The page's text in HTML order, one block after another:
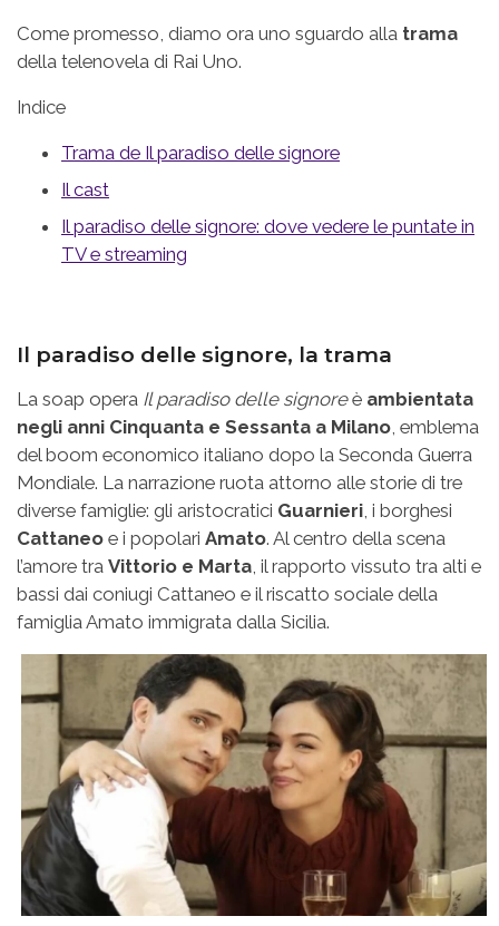
Come promesso, diamo ora uno sguardo alla trama
della telenovela di Rai Uno.
Indice
Trama de Il paradiso delle signore
Il cast
Il paradiso delle signore: dove vedere le puntate in
TV e streaming
Il paradiso delle signore, la trama
La soap opera Il paradiso delle signoreè ambientata
negli anni Cinquanta e Sessanta a Milano , emblema
del boom economico italiano dopo la Seconda Guerra
Mondiale. La narrazione ruota attorno alle storie di tre
diverse famiglie: gli aristocratici Guarnieri , i borghesi
Cattaneo e i popolari Amato. Al centro della scena
l’amore tra Vittorio e Marta , il rapporto vissuto tra alti e
bassi dai coniugi Cattaneo e il riscatto sociale della
famiglia Amato immigrata dalla Sicilia.